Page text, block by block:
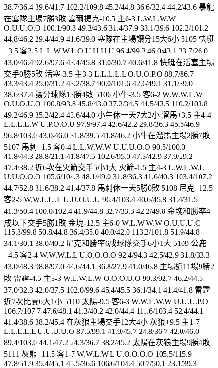
38.7/36.4 39.6/41.7 102.2/109.8 45.2/44.8 36.6/32.4 44.2/43.6 暴龍
在塞隊主場7勝3敗 塞爾提克-10.5 主6-3 L.W.L.W.W
O.U.U.O.O 100.1/90.8 49.3/43.6 31.4/37.9 38.1/39.6 102.2/101.2
44.8/46.2 29.4/44.9 41.6/39.0 塞隊在主場讓分15大6小 5105 快艇
+3.5 客2-5 L.L.W.W.L O.U.U.U.U 96.4/99.3 46.0/43.1 33.7/26.0
43.0/46.4 92.6/97.6 43.4/45.8 31.0/30.7 40.6/41.8 快艇在活塞主場
交手0勝5敗 活塞-3.5 主3-3 L.L.L.L.L O.U.O.P.O 88.7/86.7
43.3/43.4 25.0/31.2 43.2/38.7 90.0/101.6 42.6/49.1 31.1/39.0
38.6/37.4 讓分球隊13勝4敗 5106 小牛-3.5 客6-2 W.W.W.L.W
O.U.O.U.O 100.8/93.6 45.8/43.0 37.2/34.5 44.5/43.5 110.2/103.8
49.2/46.9 35.2/42.4 43.6/44.0 小牛休一天7大2小 溜馬+3.5 主4-4
L.L.L.L.W U.P.O.O.U 97.9/97.4 42.6/42.2 29.8/36.3 45.5/46.9
96.8/103.0 43.0/46.0 31.8/39.5 41.8/46.2 小牛在溜馬主場2勝7敗
5107 馬刺+1.5 客0-4 L.L.W.W.W U.U.U.O.O 90.5/100.0
41.8/44.3 28.8/21.1 41.8/47.5 102.6/95.0 47.3/42.9 37.9/29.2
47.4/38.2 近6次在火箭交手5小1大 火箭-1.5 主4-3 L.W.L.W.L
U.U.O.O.O 105.6/104.3 48.1/49.0 31.8/36.3 41.6/40.3 103.4/107.2
44.7/52.8 31.6/38.2 41.4/37.8 馬刺休一天5勝0敗 5108 尼克+12.5
客2-5 W.W.L.L..L U.U.O.U.U 96.4/103.4 40.6/45.8 31.4/31.5
41.3/50.4 100.0/102.4 41.9/44.8 32.7/33.3 42.2/49.8 金塊和勝率4
成以下交手5勝1敗 金塊-12.5 主6-0 W.L.W.W.W O.U.U.U.O
115.8/99.8 50.8/44.8 36.4/35.0 40.0/42.0 113.2/101.8 51.9/44.8
34.1/30.1 38.0/40.2 尼克和勝率6成球隊交手6小1大 5109 公鹿
+4.5 客2-4 W.W.W.L.L U.O.O.O.O 92.4/94.3 42.5/42.9 31.8/33.3
43.0/48.3 98.8/97.0 44.6/44.1 36.8/27.9 41.0/46.8 主場近11場9勝2
敗 雷霆-4.5 主3-3 W.L.W.L.W O.O.O.U.O 99.3/92.7 46.2/44.5
37.0/32.3 42.0/37.5 102.0/99.6 45.4/45.5 36.1/34.1 41.4/41.8 雷霆
近7次比賽6大1小 5110 太陽-9.5 客6-3 W.W.L.W.W U.U.U.P.O
106.7/107.7 47.6/48.1 41.3/40.2 42.0/44.4 111.6/103.4 52.4/44.1
41.4/38.6 38.2/45.4 在灰狼主場交手12大4小 灰狼+9.5 主1-7
L.L.L.L.L U.U.U.U.O 87.5/99.1 41.9/45.7 24.8/36.7 42.0/46.0
89.4/103.0 44.1/47.2 24.3/36.7 38.2/45.2 太陽在灰狼主場9勝4敗
5111 灰熊+11.5 客1-7 W.W.L.W.L U.O.O.O.O 105.5/115.9
47.8/51.9 35.4/45.1 45.5/36.6 106.6/104.4 50.7/50.1 23.1/39.3